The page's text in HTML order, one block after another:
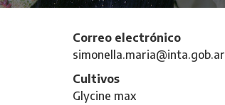
Correo electrónico
simonella.maria@inta.gob.ar
Cultivos
Glycine max